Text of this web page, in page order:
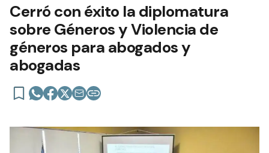
Cerró con éxito la diplomatura
sobre Géneros y Violencia de
géneros para abogados y
abogadas